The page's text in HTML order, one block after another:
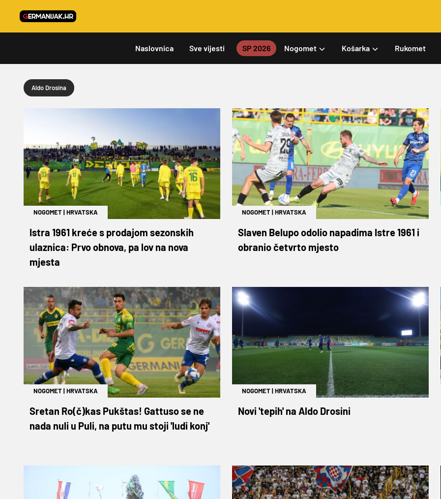
Naslovnica Sve vijesti SP 2026 Nogomet Košarka Rukomet
Aldo Drosina
NOGOMET|HRVATSKA
Istra 1961 kreće s prodajom sezonskih
ulaznica: Prvo obnova, pa lov na nova
mjesta
NOGOMET|HRVATSKA
Slaven Belupo odolio napadima Istre 1961 i
obranio četvrto mjesto
NOGOMET|HRVATSKA
Sretan Ro(č)kas Pukštas! Gattuso se ne
nada nuli u Puli, na putu mu stoji 'ludi konj'
NOGOMET|HRVATSKA
Novi 'tepih' na Aldo Drosini